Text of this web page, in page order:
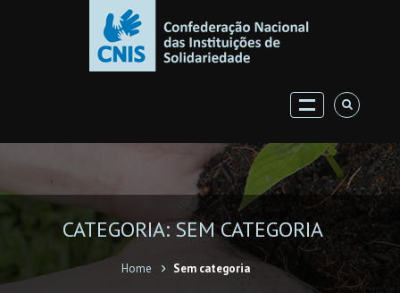
CATEGORIA: SEM CATEGORIA
Home Sem categoria